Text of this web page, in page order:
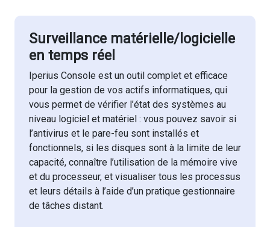
Surveillance matérielle/logicielle
en temps réel
Iperius Console est un outil complet et efficace
pour la gestion de vos actifs informatiques, qui
vous permet de vérifier l’état des systèmes au
niveau logiciel et matériel : vous pouvez savoir si
l’antivirus et le pare-feu sont installés et
fonctionnels, si les disques sont à la limite de leur
capacité, connaître l’utilisation de la mémoire vive
et du processeur, et visualiser tous les processus
et leurs détails à l’aide d’un pratique gestionnaire
de tâches distant.